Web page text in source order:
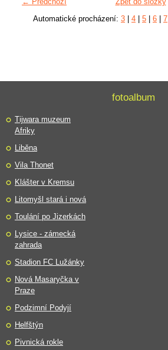
Automatické procházení: 3 4 5 6 7
fotoalbum
Tijwara muzeum
Afriky
Liběna
Vila Thonet
Klášter v Kremsu
Litomyšl stará i nová
Toulání po Jizerkách
Lysice - zámecká
zahrada
Stadion FC Lužánky
Nová Masaryčka v
Praze
Podzimní Podyjí
Helfštýn
Pivnická rokle